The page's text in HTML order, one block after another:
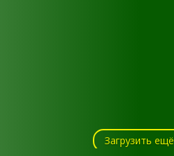
Загрузить ещё